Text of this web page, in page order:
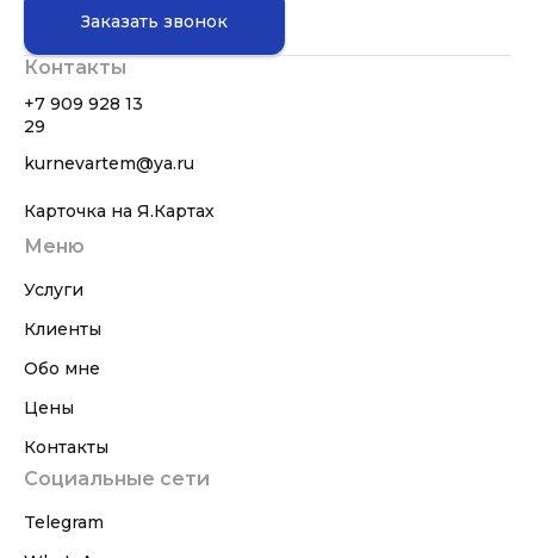
Заказать звонок
Контакты
+7 909 928 13
29
kurnevartem@ya.ru
Карточка на Я.Картах
Меню
Услуги
Клиенты
Обо мне
Цены
Контакты
Социальные сети
Telegram